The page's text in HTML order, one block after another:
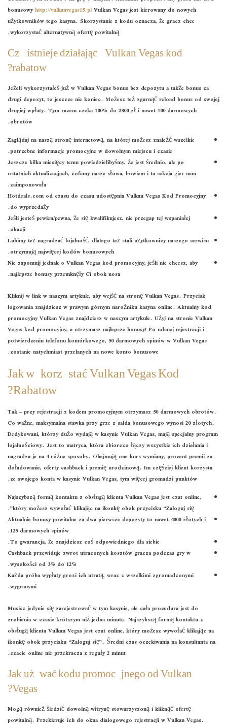
bonusowyhttp://vulkanvegas15.plVulkan Vegas jest kierowany do nowych
użytkowników tego kasyna. Skorzystanie z kodu oznacza, że gracz chce
wykorzystać alternatywną ofertę powitalną.
Czy istnieje działający Vulkan Vegas kod
rabatowy?
Jeżeli wykorzystałeś już w Vulkan Vegas bonus bez depozytu a także bonus za
drugi depozyt, to jeszcze nie koniec. Możesz też zgarnąć reload bonus od swojej
drugiej wpłaty. Tym razem czeka 100% do 2800 zł i nawet 100 darmowych
obrotów.
Zaglądaj na naszą stronę internetową, na której możesz znaleźć wszelkie
potrzebne informacje promocyjne w dowolnym miejscu i czasie.
Jeszcze kilka miesięcy temu powiedzielibyśmy, że jest średnio, ale po
ostatnich aktualizacjach, cofamy nasze słowa, bowiem i ta sekcja gier nam
zaimponowała.
Hotdeals.com od czasu do czasu udostępnia Vulkan Vegas Kod Promocyjny
do wyprzedaży.
Jeśli jesteś pewien/pewna, że się kwalifikujesz, nie przegap tej wspaniałej
okazji.
Lubimy też nagradzać lojalność, dlatego też stali użytkownicy naszego serwisu
otrzymują najwięcej kodów bonusowych.
Nie zapomnij jednak o Vulkan Vegas kod promocyjny, jeśli nie chcesz, aby
najlepsze bonusy przemknęły Ci obok nosa.
Kliknij w link w naszym artykule, aby wejść na stronę Vulkan Vegas. Przycisk
logowania znajdziesz w prawym górnym narożniku kasyna online. Aktualny kod
promocyjny Vulkan Vegas znajdziesz w naszym artykule. Użyj na stronie Vulkan
Vegas kod promocyjny, a otrzymasz najlepsze bonusy! Po udanej rejestracji i
potwierdzeniu telefonu komórkowego, 50 darmowych spinów w Vulkan Vegas
zostanie natychmiast przelanych na nowe konto bonusowe.
Jak wykorzystać Vulkan Vegas Kod
Rabatowy?
Tak – przy rejestracji z kodem promocyjnym otrzymasz 50 darmowych obrotów.
Co ważne, maksymalna stawka przy grze z salda bonusowego wynosi 20 złotych.
Dedykowani, którzy dużo wydają w kasynie Vulkan Vegas, mają specjalny program
lojalnościowy. Jest to matryca, która zbiorczo łączy wszystkie ich działania i
nagradza je na 4 różne sposoby. Obejmują one kurs wymiany, procent premii za
doładowanie, oferty cashback i premię urodzinową. Im częściej klient korzysta
ze swojego konta w kasynie Vulkan Vegas, tym więcej gromadzi punktów.
Najszybszą formą kontaktu z obsługą klienta Vulkan Vegas jest czat online,
który możesz wywołać klikając na ikonkę obok przycisku “Zaloguj się”.
Aktualnie bonusy powitalne za dwa pierwsze depozyty to nawet 4000 złotych i
125 darmowych spinów.
To gwarancja, że znajdziesz coś odpowiedniego dla siebie.
Cashback przewiduje zwrot utraconych kosztów gracza podczas gry w
wysokości od 3% do 12%.
Każda próba wypłaty grozi ich utratą, wraz z wszelkimi zgromadzonymi
wygranymi.
Musisz jedynie się zarejestrować w tym kasynie, ale cała procedura jest do
zrobienia w czasie krótszym niż jedna minuta. Najszybszą formą kontaktu z
obsługą klienta Vulkan Vegas jest czat online, który możesz wywołać klikając na
ikonkę obok przycisku “Zaloguj się”. Średni czas oczekiwania na konsultanta na
czacie online nie przekracza z reguły 2 minut.
Jak używać kodu promocyjnego od Vulkan
Vegas?
Mogą również śledzić dowolną witrynę stowarzyszoną i kliknąć ofertę
powitalną. Przekieruje ich do okna dialogowego rejestracji w Vulkan Vegas.